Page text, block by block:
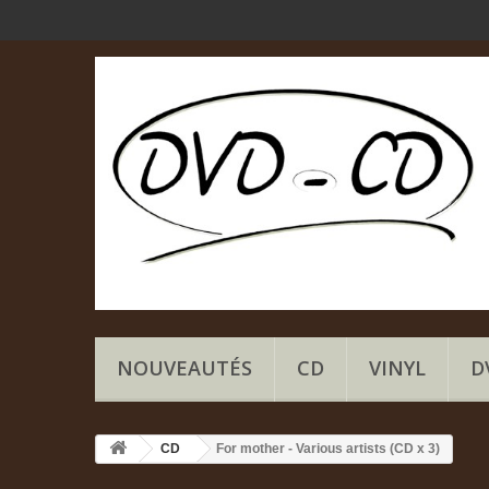
NOUVEAUTÉS CD VINYL
CD For mother - Various artists (CD x 3)